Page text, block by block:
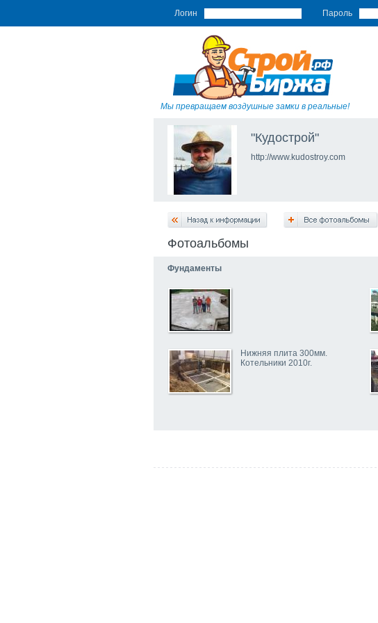
Логин Пароль
Мы превращаем воздушные замки в реальные!
"Кудострой"
http://www.kudostroy.com
Фотоальбомы
Фундаменты
Нижняя плита 300мм.
Котельники 2010г.